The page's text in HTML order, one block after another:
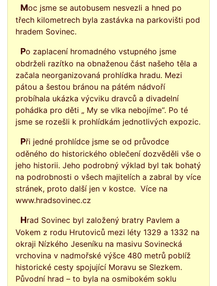
Moc jsme se autobusem nesvezli a hned po
třech kilometrech byla zastávka na parkovišti pod
hradem Sovinec.
Po zaplacení hromadného vstupného jsme
obdrželi razítko na obnaženou část našeho těla a
začala neorganizovaná prohlídka hradu. Mezi
pátou a šestou bránou na pátém nádvoří
probíhala ukázka výcviku dravců a divadelní
pohádka pro děti „ My se vlka nebojíme“. Po té
jsme se rozešli k prohlídkám jednotlivých expozic.
Při jedné prohlídce jsme se od průvodce
oděného do historického oblečení dozvěděli vše o
jeho historii. Jeho podrobný výklad byl tak bohatý
na podrobnosti o všech majitelích a zabral by více
stránek, proto další jen v kostce. Více na
www.hradsovinec.cz
Hrad Sovinec byl založený bratry Pavlem a
Vokem z rodu Hrutoviců mezi léty 1329 a 1332 na
okraji Nízkého Jeseníku na masivu Sovinecká
vrchovina v nadmořské výšce 480 metrů poblíž
historické cesty spojující Moravu se Slezkem.
Původní hrad – to byla na osmibokém soklu